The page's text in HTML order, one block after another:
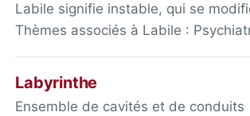
Labile signifie instable, qui se
Thèmes associés à Labile :
Labyrinthe
Ensemble de cavités et de conduits